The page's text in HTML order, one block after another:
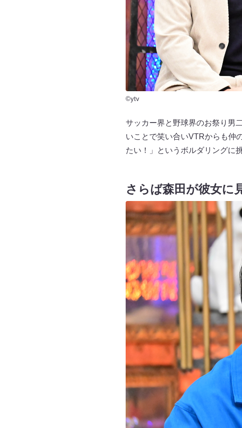
©ytv
サッカー界と野球界のお祭り男
いことで笑い合いVTRからも仲
たい！」というボルダリングに
さらば森田が彼女に